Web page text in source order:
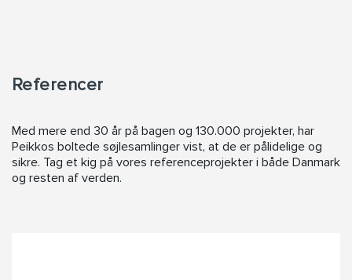
Referencer
Med mere end 30 år på bagen og 130.000 projekter, har
Peikkos boltede søjlesamlinger vist, at de er pålidelige og
sikre. Tag et kig på vores referenceprojekter i både Danmark
og resten af verden.